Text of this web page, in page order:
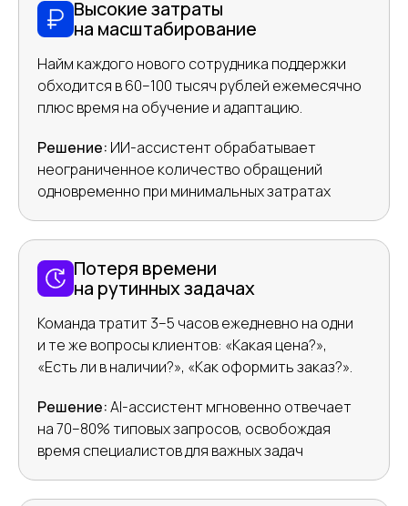
Высокие затраты
на масштабирование
Найм каждого нового сотрудника поддержки
обходится в 60–100 тысяч рублей ежемесячно
плюс время на обучение и адаптацию.
Решение: ИИ-ассистент обрабатывает
неограниченное количество обращений
одновременно при минимальных затратах
Потеря времени
на рутинных задачах
Команда тратит 3–5 часов ежедневно на одни
и те же вопросы клиентов: «Какая цена?»,
«Есть ли в наличии?», «Как оформить заказ?».
Решение:AI-ассистент мгновенно отвечает
на 70–80% типовых запросов, освобождая
время специалистов для важных задач